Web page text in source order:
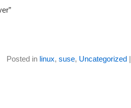
Posted in linux, suse, Uncategorized|